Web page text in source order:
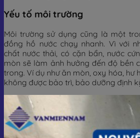
Yếu tố môi trường
Môi trường sử dụng cũng là một
đồng hồ nước chạy nhanh. Vì với
chất nước thải, có cặn bẩn, nước
mòn sẽ làm ảnh hưởng đến độ bền
trong. Ví dụ như ăn mòn, oxy hóa, hư
không được bảo trì, bảo dưỡng định